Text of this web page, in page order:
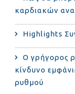
καρδιακών
Highlights
Ο γρήγορος
κίνδυνο
ρυθμού